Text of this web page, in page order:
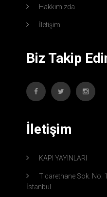
Hakkımızda
İletişim
Biz Takip
İletişim
KAPI YAYINLARI
Ticarethane Sok. No:
İstanbul